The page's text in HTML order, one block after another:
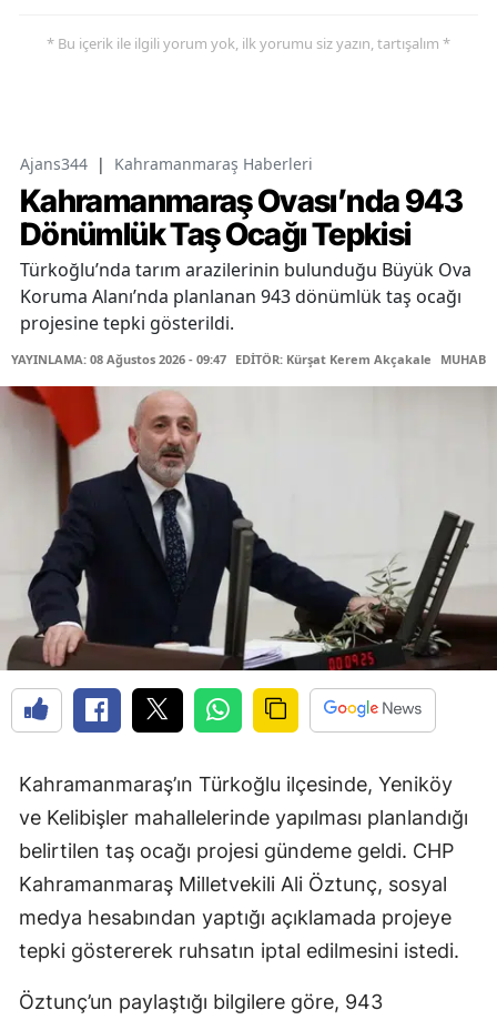
* Bu içerik ile ilgili yorum yok, ilk yorumu siz yazın, tartışalım *
Ajans344 | Kahramanmaraş Haberleri
Kahramanmaraş Ovası’nda 943
Dönümlük Taş Ocağı Tepkisi
Türkoğlu’nda tarım arazilerinin bulunduğu Büyük Ova
Koruma Alanı’nda planlanan 943 dönümlük taş ocağı
projesine tepki gösterildi.
YAYINLAMA: 08 Ağustos 2026 - 09:47 EDİTÖR: Kürşat Kerem Akçakale
Kahramanmaraş’ın Türkoğlu ilçesinde, Yeniköy
ve Kelibişler mahallelerinde yapılması planlandığı
belirtilen taş ocağı projesi gündeme geldi. CHP
Kahramanmaraş Milletvekili Ali Öztunç, sosyal
medya hesabından yaptığı açıklamada projeye
tepki göstererek ruhsatın iptal edilmesini istedi.
Öztunç’un paylaştığı bilgilere göre, 943